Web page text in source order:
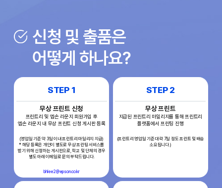
신청 및 출품은
어떻게 하나요?
STEP 1
무상 프린트 신청
프린트리 및 엡손 라운지 회원가입 후
엡손 라운지 내 무상 프린트 신청 게시판 등록
(영업일 기준 약 3일 이내 프린트리 마일리지 지급)
* 해당 등록은 개인이 별도로 무상 프린팅 서비스를
받기 위해 신청하는 게시판으로, 학교 및 단체의 경우
별도 아래 이메일로 문의 부탁드립니다.
bhlee2@epson.co.kr
STEP 2
무상 프린트
지급된 프린트리 마일리지를 통해 프린트리
플랫폼에서 프린팅 진행
(프린트리 영업일 기준 대략 7일 정도 프린트 및 배송
소요됩니다.)